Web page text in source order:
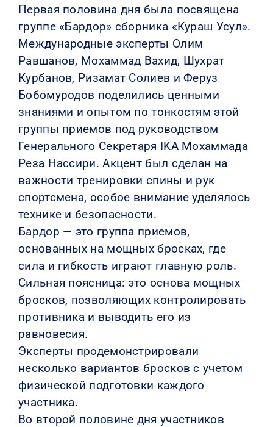
Первая половина дня была посвящена
группе «Бардор» сборника «Кураш Усул».
Международные эксперты Олим
Равшанов, Мохаммад Вахид, Шухрат
Курбанов, Ризамат Солиев и Феруз
Бобомуродов поделились ценными
знаниями и опытом по тонкостям этой
группы приемов под руководством
Генерального Секретаря IKA Мохаммада
Реза Нассири. Акцент был сделан на
важности тренировки спины и рук
спортсмена, особое внимание уделялось
технике и безопасности.
Бардор — это группа приемов,
основанных на мощных бросках, где
сила и гибкость играют главную роль.
Сильная поясница: это основа мощных
бросков, позволяющих контролировать
противника и выводить его из
равновесия.
Эксперты продемонстрировали
несколько вариантов бросков с учетом
физической подготовки каждого
участника.
Во второй половине дня участников